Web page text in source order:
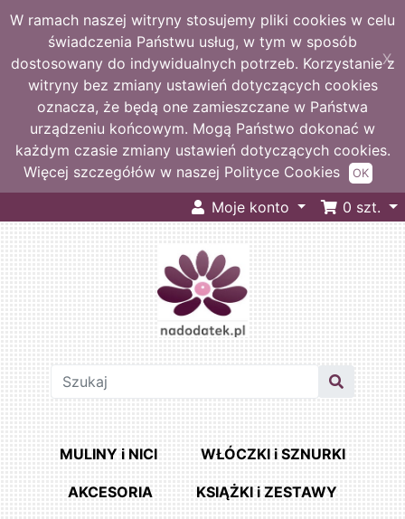
W ramach naszej witryny stosujemy pliki cookies w celu
świadczenia Państwu usług, w tym w sposób
dostosowany do indywidualnych potrzeb. Korzystanie z
witryny bez zmiany ustawień dotyczących cookies
oznacza, że będą one zamieszczane w Państwa
urządzeniu końcowym. Mogą Państwo dokonać w
każdym czasie zmiany ustawień dotyczących cookies.
Więcej szczegółów w naszej Polityce Cookies
X
OK
Moje konto 0 szt.
MULINY i NICI WŁÓCZKI i SZNURKI
AKCESORIA KSIĄŻKI i ZESTAWY